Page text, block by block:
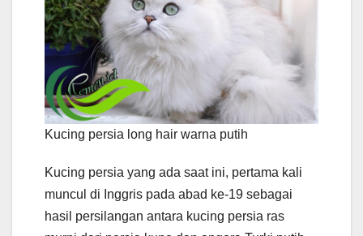
Kucing persia long hair warna putih
Kucing persia yang ada saat ini, pertama kali
muncul di Inggris pada abad ke-19 sebagai
hasil persilangan antara kucing persia ras